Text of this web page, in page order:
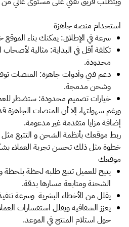
استخدام منصة جاهزة
سرعة في الإطلاق: يمكنك بناء الموقع
تكلفة أقل في البداية: مثالية لأصحاب
محدودة.
وشحن مدمجة.
خيارات تصميم محدودة: ستضطر
ورغم سهولتها، إلا أن المنصات الجاهزة
إضافة مزايا متقدمة غير مدعومة.
ربط موقعك بأنظمة الشحن و التتبع مثل
خطوة مثل ذلك تحسن تجربة العملاء
موقعك
يتيح للعميل تتبع طلبه لحظة بلحظة
الشحنة ومتابعة مسارها بدقة.
يقلل من الأخطاء البشرية وسرعة
يعزز الشفافية ويقلل استفسارات
حول استلام المنتج في الموعد.